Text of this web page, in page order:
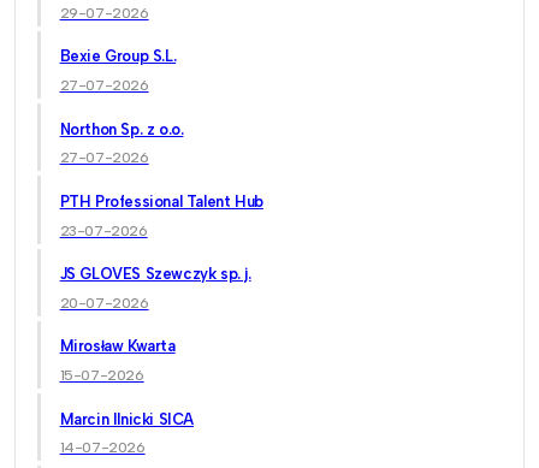
29-07-2026
Bexie Group S.L.
27-07-2026
Northon Sp. z o.o.
27-07-2026
PTH Professional Talent Hub
23-07-2026
JS GLOVES Szewczyk sp. j.
20-07-2026
Mirosław Kwarta
15-07-2026
Marcin Ilnicki SICA
14-07-2026